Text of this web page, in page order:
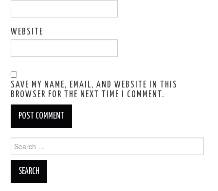
WEBSITE
SAVE MY NAME, EMAIL, AND WEBSITE IN THIS
BROWSER FOR THE NEXT TIME I COMMENT.
for: